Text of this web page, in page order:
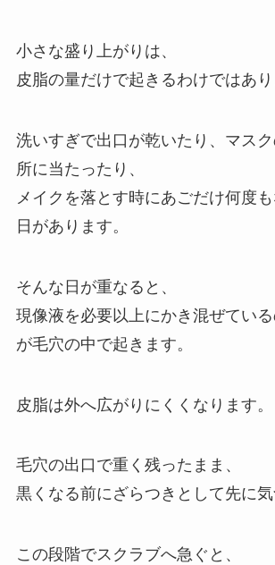
小さな盛り上がりは、
皮脂の量だけで起きるわけではあり
洗いすぎで出口が乾いたり、マス
所に当たったり、
メイクを落とす時にあごだけ何度
日があります。
そんな日が重なると、
現像液を必要以上にかき混ぜてい
が毛穴の中で起きます。
皮脂は外へ広がりにくくなります。
毛穴の出口で重く残ったまま、
黒くなる前にざらつきとして先に気
この段階でスクラブへ急ぐと、